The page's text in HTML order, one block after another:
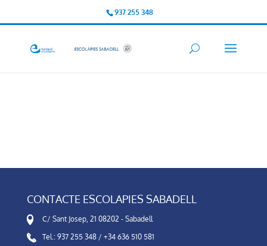
937 255 348
CONTACTE ESCOLAPIES SABADELL
C/ Sant Josep, 21 08202 - Sabadell
Tel.: 937 255 348 / +34 636 510 581